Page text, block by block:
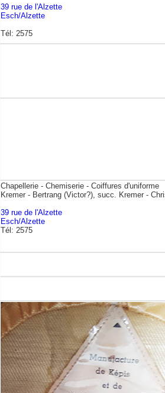
39 rue de l'Alzette
Esch/Alzette
Tél: 2575
Chapellerie - Chemiserie - Coiffures d'uniforme
Kremer - Bertrang (Victor?), succ. Kremer -
39 rue de l'Alzette
Esch/Alzette
Tél: 2575